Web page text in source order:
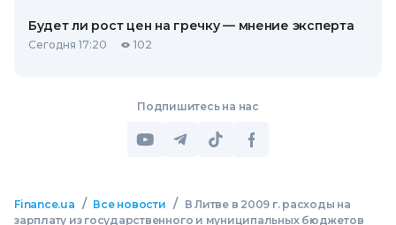
Будет ли рост цен на гречку — мнение эксперта
Сегодня 17:20 102
Подпишитесь на нас
Finance.ua / Все новости /
В Литве в 2009 г. расходы на
зарплату из государственного и муниципальных бюджетов